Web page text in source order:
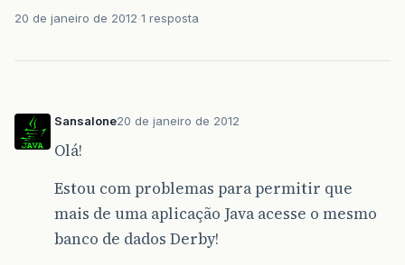
20 de janeiro de 2012 1 resposta
Sansalone20 de janeiro de 2012
Olá!
Estou com problemas para permitir que
mais de uma aplicação Java acesse o mesmo
banco de dados Derby!